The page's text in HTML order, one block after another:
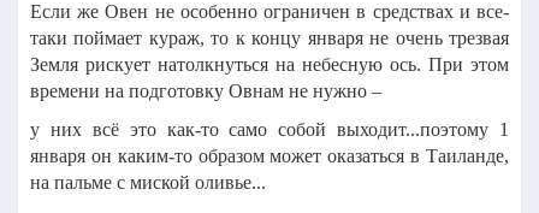
Если же Овен не особенно ограничен в средствах и все-
таки поймает кураж, то к концу января не очень трезвая
Земля рискует натолкнуться на небесную ось. При этом
времени на подготовку Овнам не нужно –
у них всё это как-то само собой выходит...поэтому 1
января он каким-то образом может оказаться в Таиланде,
на пальме с миской оливье...